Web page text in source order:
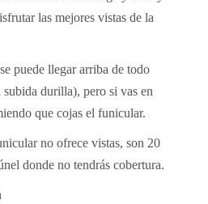
las mejores vistas de la
puede llegar arriba de todo
subida durilla), pero si vas en
que cojas el funicular.
no ofrece vistas, son 20
donde no tendrás cobertura.